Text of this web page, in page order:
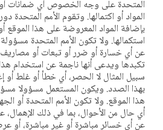
المتحدة على وجه الخصوص أي ضمانات
المواد أو اكتمالها. وتقوم الأمم المتحدة
بإضافة المواد المعروضة على هذا الموقع
استكمالها. ولا تكون الأمم المتحدة
عن أي خسارة أو ضرر أو تبعات أو مصاريف
تكبدها ويدعى أنها ناجمة عن استخدام
سبيل المثال لا الحصر، أي خطأ أو غلط أو
بهذا الصدد. ويكون المستعمل مسؤولا
هذا الموقع. ولا تكون الأمم المتحدة أو
أي حال من الأحوال، بما في ذلك الإهمال،
عن أي خسائر مباشرة أو غير مباشرة، أو